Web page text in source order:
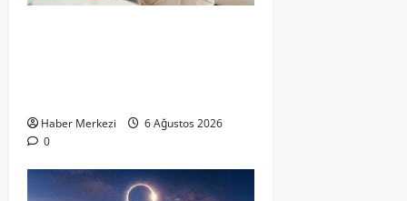
Haber Merkezi
6 Ağustos 2026
0